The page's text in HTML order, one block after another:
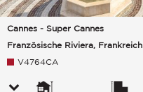
Cannes - Super Cannes
Französische Riviera, Frankreich
V4764CA